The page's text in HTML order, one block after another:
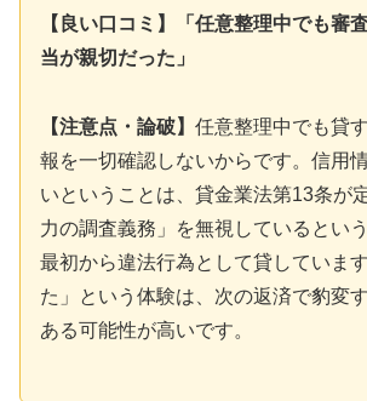
【良い口コミ】「任意整理中でも審
当が親切だった」
【注意点・論破】 任意整理中でも貸
報を一切確認しないからです。信用
いということは、貸金業法第13条が
力の調査義務」を無視しているとい
最初から違法行為として貸していま
た」という体験は、次の返済で豹変
ある可能性が高いです。